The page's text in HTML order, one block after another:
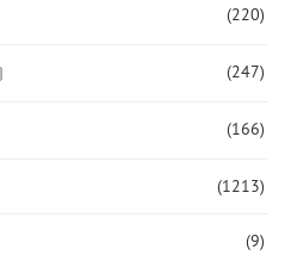
(220)
(247)
(166)
(1213)
(9)